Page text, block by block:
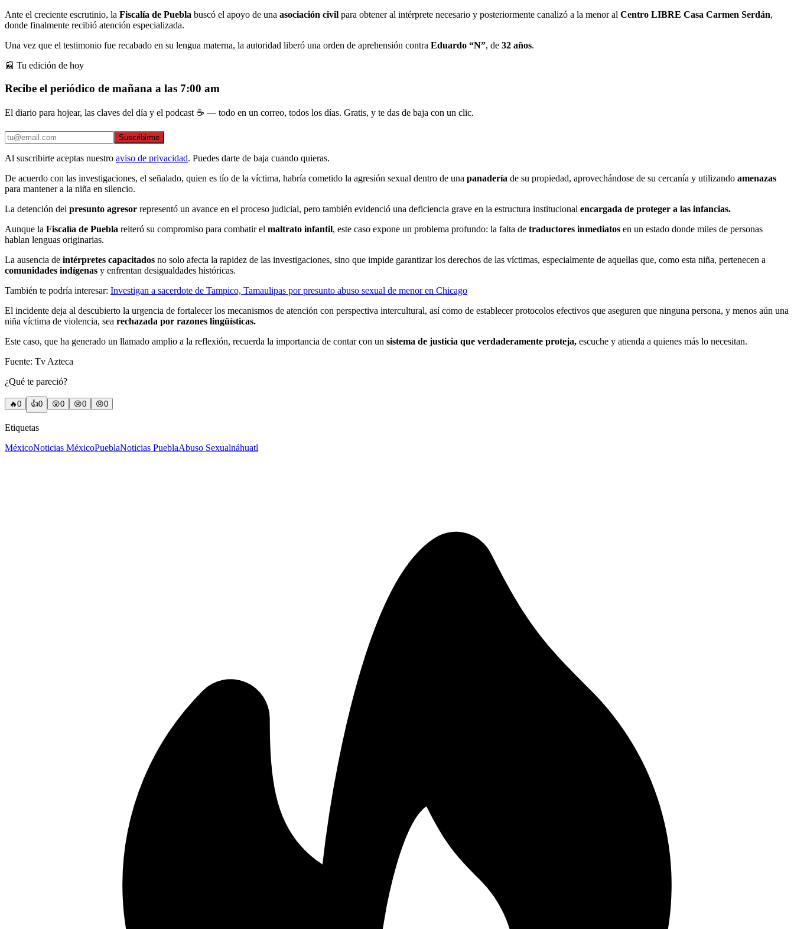
Ante el creciente escrutinio, la Fiscalía de Puebla buscó el apoyo de una asociación civil para obtener al intérprete necesario y posteriormente canalizó a la menor al Centro LIBRE Casa Carmen Serdán,
donde finalmente recibió atención especializada.
Una vez que el testimonio fue recabado en su lengua materna, la autoridad liberó una orden de aprehensión contra Eduardo “N”, de 32 años.
📰 Tu edición de hoy
Recibe el periódico de mañana a las 7:00 am
El diario para hojear, las claves del día y el podcast ☕ — todo en un correo, todos los días. Gratis, y te das de baja con un clic.
Suscribirme
Al suscribirte aceptas nuestro aviso de privacidad. Puedes darte de baja cuando quieras.
De acuerdo con las investigaciones, el señalado, quien es tío de la víctima, habría cometido la agresión sexual dentro de una panadería de su propiedad, aprovechándose de su cercanía y utilizando amenazas
para mantener a la niña en silencio.
La detención del presunto agresor representó un avance en el proceso judicial, pero también evidenció una deficiencia grave en la estructura institucional encargada de proteger a las infancias.
Aunque la Fiscalía de Puebla reiteró su compromiso para combatir el maltrato infantil, este caso expone un problema profundo: la falta de traductores inmediatos en un estado donde miles de personas
hablan lenguas originarias.
La ausencia de intérpretes capacitados no solo afecta la rapidez de las investigaciones, sino que impide garantizar los derechos de las víctimas, especialmente de aquellas que, como esta niña, pertenecen a
comunidades indígenas y enfrentan desigualdades históricas.
También te podría interesar: Investigan a sacerdote de Tampico, Tamaulipas por presunto abuso sexual de menor en Chicago
El incidente deja al descubierto la urgencia de fortalecer los mecanismos de atención con perspectiva intercultural, así como de establecer protocolos efectivos que aseguren que ninguna persona, y menos aún una
niña víctima de violencia, sea rechazada por razones lingüísticas.
Este caso, que ha generado un llamado amplio a la reflexión, recuerda la importancia de contar con un sistema de justicia que verdaderamente proteja, escuche y atienda a quienes más lo necesitan.
Fuente: Tv Azteca
¿Qué te pareció?
🔥0 👍0 😲0 😢0 😠0
Etiquetas
MéxicoNoticias MéxicoPueblaNoticias PueblaAbuso Sexualnáhuatl